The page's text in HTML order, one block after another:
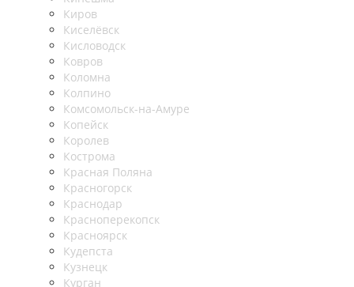
Киров
Киселёвск
Кисловодск
Ковров
Коломна
Колпино
Комсомольск-на-Амуре
Копейск
Королев
Кострома
Красная Поляна
Красногорск
Краснодар
Красноперекопск
Красноярск
Кудепста
Кузнецк
Курган